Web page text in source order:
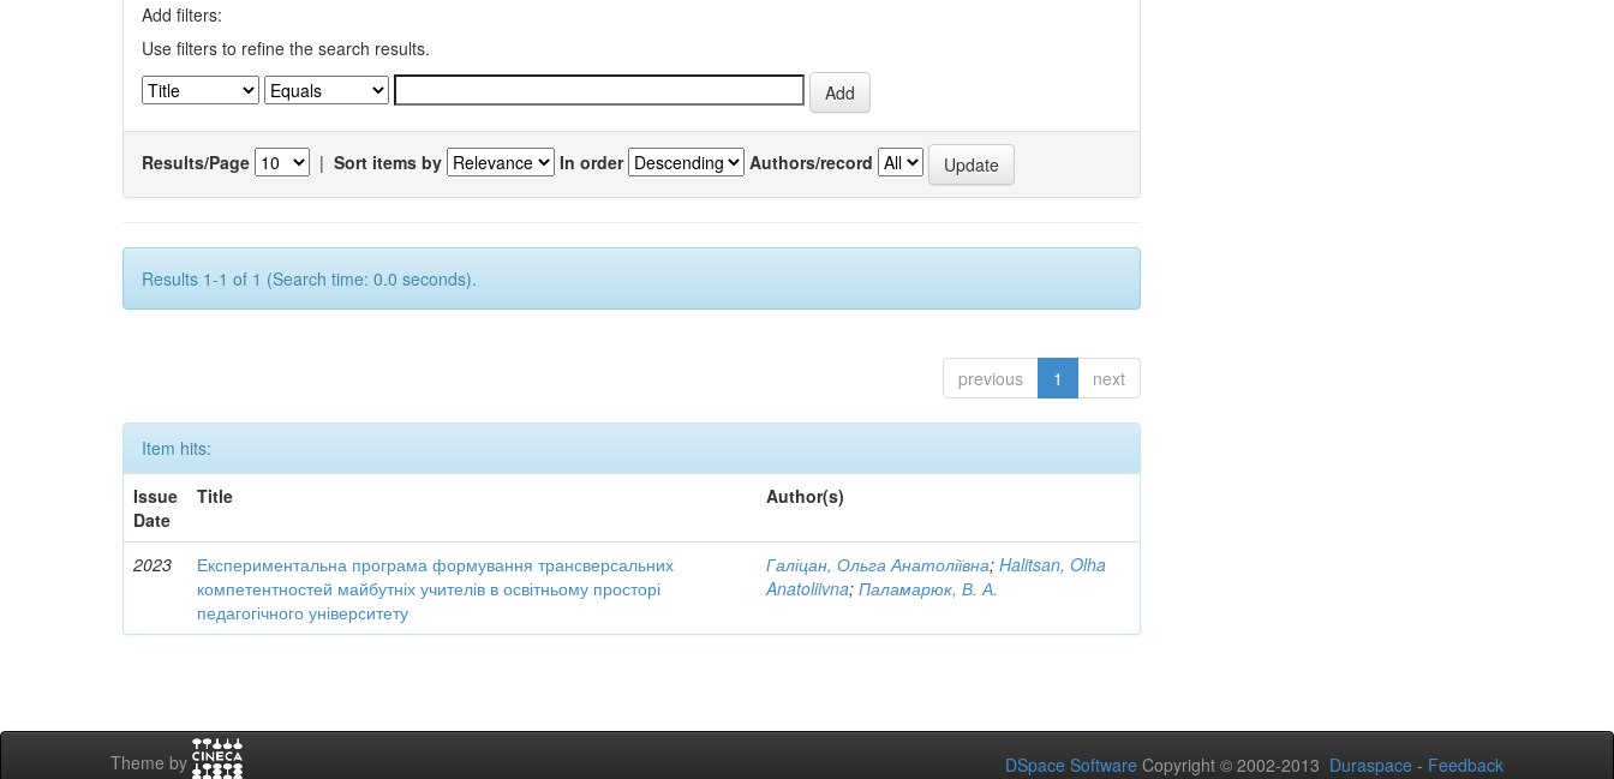
Add filters:
Use filters to refine the search results.
Results/Page | Sort items by In order Authors/record
Results 1-1 of 1 (Search time: 0.0 seconds).
previous 1 next
Item hits:
Issue
Date
Title Author(s)
2023
Експериментальна програма формування трансверсальних
компетентностей майбутніх учителів в освітньому просторі
педагогічного університету
Галіцан, Ольга Анатоліївна;Halitsan, Olha
Anatoliivna;Паламарюк, В. А.
Theme by DSpace Software Copyright © 2002-2013 Duraspace - Feedback